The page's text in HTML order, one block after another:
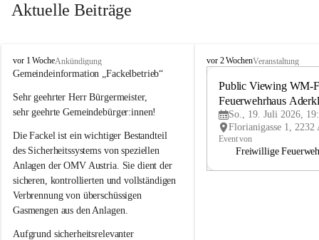
Aktuelle Beiträge
A
d
r
k
a
a
vor 1 WocheAnkündigung
Gemeindeinformation „Fackelbetrieb“
Sehr geehrter Herr Bürgermeister,
sehr geehrte Gemeindebürger:innen!
Die Fackel ist ein wichtiger Bestandteil
des Sicherheitssystems von speziellen
Anlagen der OMV Austria. Sie dient der
sicheren, kontrollierten und vollständigen
Verbrennung von überschüssigen
Gasmengen aus den Anlagen.
Aufgrund sicherheitsrelevanter
A
vor 2 WochenVeranstaltung
Public Viewing WM-
Feuerwehrhaus
So., 19. Juli 2026,
Event von
Freiwillige